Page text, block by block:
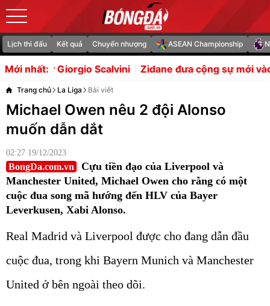
Lịch thi đấu Kết quả Chuyển nhượng ASEAN Championship
Mới nhất:Zidane đưa cộng sự mới vào ban huấn luyện
Trang chủ La Liga Bài viết
Michael Owen nêu 2 đội Alonso
muốn dẫn dắt
02:27 19/12/2023
BongDa.com.vn
Cựu tiền đạo của Liverpool và
Manchester United, Michael Owen cho rằng có một
cuộc đua song mã hướng đến HLV của Bayer
Leverkusen, Xabi Alonso.
Real Madrid và Liverpool được cho đang dẫn đầu
cuộc đua, trong khi Bayern Munich và Manchester
United ở bên ngoài theo dõi.